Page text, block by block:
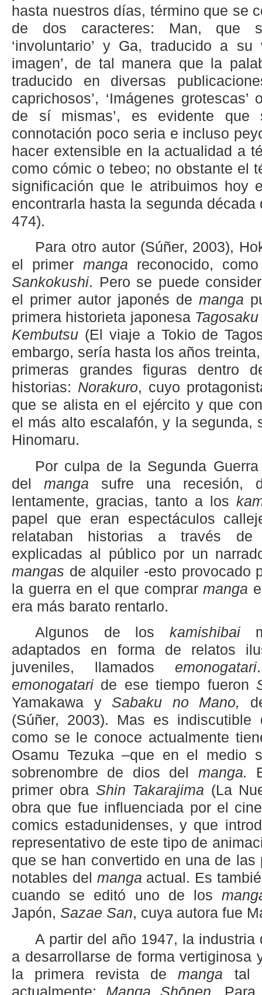
hasta nuestros días, término que se
de dos caracteres: Man, que
‘involuntario’ y Ga, traducido a
imagen’, de tal manera que la
traducido en diversas
caprichosos’, ‘Imágenes grotescas’
de sí mismas’, es evidente que
connotación poco seria e incluso
hacer extensible en la actualidad a
como cómic o tebeo; no obstante el
significación que le atribuimos hoy
encontrarla hasta la segunda década
474).
Para otro autor (Súñer, 2003),
el primer manga reconocido,
Sankokushi. Pero se puede
el primer autor japonés de manga
primera historieta japonesa
Kembutsu (El viaje a Tokio de
embargo, sería hasta los años
primeras grandes figuras dentro
historias: Norakuro, cuyo
que se alista en el ejército y que
el más alto escalafón, y la segunda,
Hinomaru.
Por culpa de la Segunda
del manga sufre una recesión,
lentamente, gracias, tanto a los
papel que eran espectáculos
relataban historias a través
explicadas al público por un
mangas de alquiler -esto provocado
la guerra en el que comprarmanga
era más barato rentarlo.
Algunos de los kamishibai
adaptados en forma de relatos
juveniles, llamadosemonogatari
emonogatari de ese tiempo fueron
Yamakawa ySabaku no Mano,
(Súñer, 2003). Mas es
como se le conoce actualmente
Osamu Tezuka –que en el medio
sobrenombre de dios del manga.
primer obra Shin Takarajima (La
obra que fue influenciada por el
comics estadunidenses, y que
representativo de este tipo de
que se han convertido en una de las
notables del manga actual. Es
cuando se editó uno de los
Japón, Sazae San, cuya autora fue
A partir del año 1947, la
a desarrollarse de forma vertiginosa
la primera revista demanga tal